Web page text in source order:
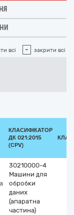
всі - закрити всі
КЛАСИФІКАТОР
ДК 021:2015
(CPV)
30210000-4
Машини для
обробки
даних
(апаратна
частина)